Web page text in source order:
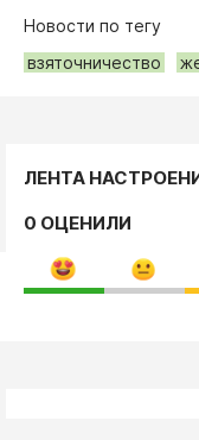
Новости по тегу
взяточничество
ЛЕНТА
0 ОЦЕНИЛИ